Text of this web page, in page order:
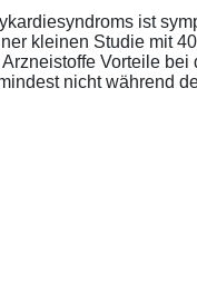
ist
kleinen Studie mit
Vorteile
nicht während